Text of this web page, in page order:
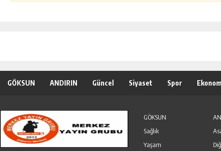
GÖKSUN ANDIRIN Güncel Siyaset Spor
GÖKSUN
Sağlık
Yaşam